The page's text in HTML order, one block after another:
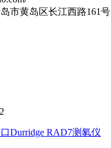
市黄岛区长江西路161号